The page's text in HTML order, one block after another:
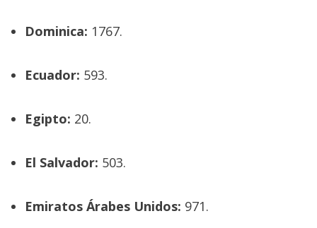
Dominica: 1767.
Ecuador: 593.
Egipto: 20.
El Salvador: 503.
Emiratos Árabes Unidos: 971.